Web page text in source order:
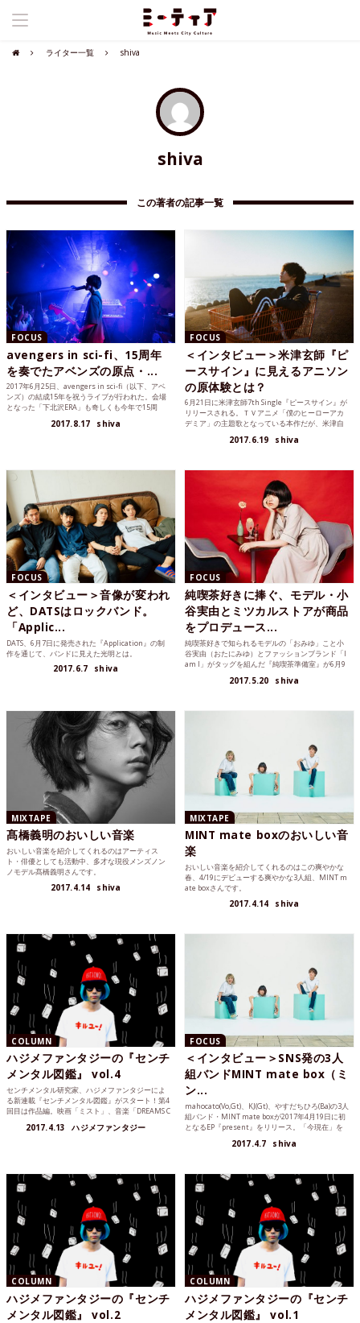
ライター一覧 shiva
shiva
この著者の記事一覧
FOCUS
avengers in sci-fi、15周年
を奏でたアベンズの原点・...
2017年6月25日、avengers in sci-fi（以下、アベ
ンズ）の結成15年を祝うライブが行われた。会場
となった「下北沢ERA」も奇しくも今年で15周
2017.8.17 shiva
FOCUS
＜インタビュー＞米津玄師『ピ
ースサイン』に見えるアニソン
の原体験とは？
6月21日に米津玄師7th Single『ピースサイン』が
リリースされる。ＴＶアニメ「僕のヒーローアカ
デミア」の主題歌となっている本作だが、米津自
2017.6.19 shiva
FOCUS
＜インタビュー＞音像が変われ
ど、DATSはロックバンド。
「Applic...
DATS、6月7日に発売された『Application』の制
作を通じて、バンドに見えた光明とは。
2017.6.7 shiva
FOCUS
純喫茶好きに捧ぐ、モデル・小
谷実由とミツカルストアが商品
をプロデュース...
純喫茶好きで知られるモデルの「おみゆ」こと小
谷実由（おたにみゆ）とファッションブランド「I
am I」がタッグを組んだ『純喫茶準備室』が6月9
2017.5.20 shiva
MIXTAPE
髙橋義明のおいしい音楽
おいしい音楽を紹介してくれるのはアーティス
ト・俳優としても活動中、多才な現役メンズノン
ノモデル髙橋義明さんです。
2017.4.14 shiva
MIXTAPE
MINT mate boxのおいしい音
楽
おいしい音楽を紹介してくれるのはこの爽やかな
春、4/19にデビューする爽やかな3人組、MINT m
ate boxさんです。
2017.4.14 shiva
COLUMN
ハジメファンタジーの『センチ
メンタル図鑑』 vol.4
センチメンタル研究家、ハジメファンタジーによ
る新連載『センチメンタル図鑑』がスタート！第4
回目は作品編。映画「ミスト」、音楽「DREAMS C
採点！2017.4.13 ハジメファンタジー
FOCUS
＜インタビュー＞SNS発の3人
組バンドMINT mate box（ミ
ン...
mahocato(Vo,Gt)、KJ(Gt)、やすだちひろ(Ba)の3人
組バンド・MINT mate boxが2017年4月19日に初
となるEP『present』をリリース。「今現在」を
2017.4.7 shiva
COLUMN
ハジメファンタジーの『センチ
メンタル図鑑』 vol.2
COLUMN
ハジメファンタジーの『センチ
メンタル図鑑』 vol.1